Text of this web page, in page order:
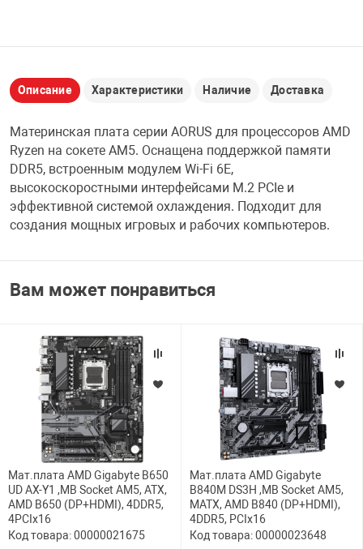
USB
USB ХАБЫ
CARD RIDER
НАБОР ДЛЯ
ДОМА
ТЕХНИКА
Описание Характеристики Наличие Доставка
Материнская плата серии AORUS для процессоров AMD
Ryzen на сокете AM5. Оснащена поддержкой памяти
DDR5, встроенным модулем Wi-Fi 6E,
высокоскоростными интерфейсами M.2 PCIe и
эффективной системой охлаждения. Подходит для
создания мощных игровых и рабочих компьютеров.
Вам может понравиться
Мат.плата AMD Gigabyte B650
UD AX-Y1 ,MB Socket AM5, ATX,
AMD B650 (DP+HDMI), 4DDR5,
4PCIx16
Код товара: 00000021675
Мат.плата AMD Gigabyte
B840M DS3H ,MB Socket AM5,
MATX, AMD B840 (DP+HDMI),
4DDR5, PCIx16
Код товара: 00000023648